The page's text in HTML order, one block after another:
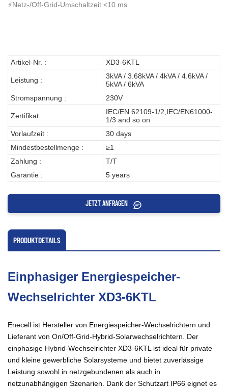
⚡Netz-/Off-Grid-Umschaltzeit <10 ms
Artikel-Nr. : XD3-6KTL
Leistung :
3kVA / 3.68kVA / 4kVA / 4.6kVA /
5kVA / 6kVA
Stromspannung :
230V
Zertifikat :
IEC/EN 62109-1/2,IEC/EN61000-
1/3 and so on
Vorlaufzeit :
30 days
Mindestbestellmenge :
≥1
Zahlung :
T/T
Garantie :
5 years
JETZT ANFRAGEN
PRODUKTDETAILS
Einphasiger Energiespeicher-
Wechselrichter XD3-6KTL
Enecell ist Hersteller von Energiespeicher-Wechselrichtern und
Lieferant von On/Off-Grid-Hybrid-Solarwechselrichtern. Der
einphasige Hybrid-Wechselrichter XD3-6KTL ist ideal für private
und kleine gewerbliche Solarsysteme und bietet zuverlässige
Leistung sowohl in netzgebundenen als auch in
netzunabhängigen Szenarien. Dank der Schutzart IP66 eignet es